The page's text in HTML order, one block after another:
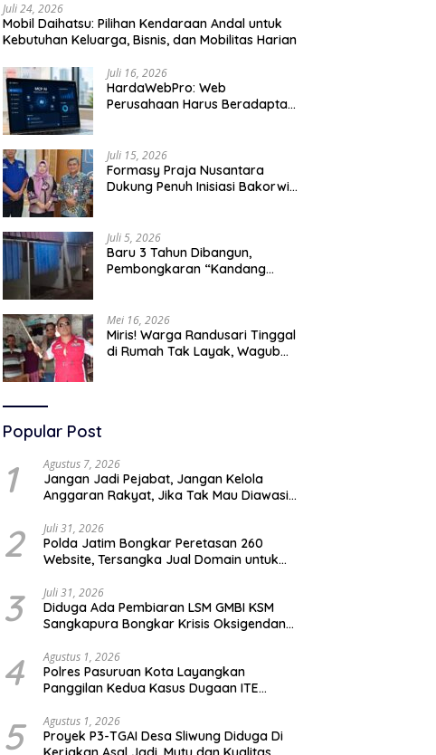
Juli 24, 2026
Mobil Daihatsu: Pilihan Kendaraan Andal untuk
Kebutuhan Keluarga, Bisnis, dan Mobilitas Harian
Juli 16, 2026
HardaWebPro: Web
Perusahaan Harus Beradaptasi
Operasional
Juli 15, 2026
Formasy Praja Nusantara
Dukung Penuh Inisiasi Bakorwil
Juli 5, 2026
Baru 3 Tahun Dibangun,
Pembongkaran “Kandang
Mei 16, 2026
Miris! Warga Randusari Tinggal
di Rumah Tak Layak, Wagub
Popular Post
1 Agustus 7, 2026
Jangan Jadi Pejabat, Jangan Kelola
Anggaran Rakyat, Jika Tak Mau Diawasi
2 Juli 31, 2026
Polda Jatim Bongkar Peretasan 260
Website, Tersangka Jual Domain untuk
3 Juli 31, 2026
Diduga Ada Pembiaran LSM GMBI KSM
Sangkapura Bongkar Krisis Oksigendan
4 Agustus 1, 2026
Polres Pasuruan Kota Layangkan
Panggilan Kedua Kasus Dugaan ITE
5 Agustus 1, 2026
Proyek P3-TGAI Desa Sliwung Diduga Di